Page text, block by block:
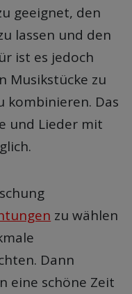
geeignet, den
lassen und den
ist es jedoch
Musikstücke zu
kombinieren. Das
und Lieder mit
zu wählen
Dann
eine schöne Zeit